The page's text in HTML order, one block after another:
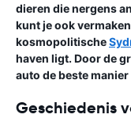
dieren die nergens
kunt je ook
kosmopolitische
haven ligt. Door de
auto de beste
Geschiedenis